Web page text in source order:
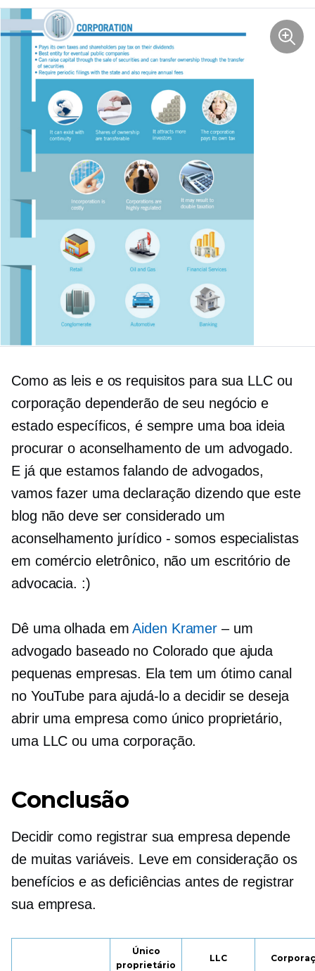
Como as leis e os requisitos para sua LLC ou
corporação dependerão de seu negócio e
estado específicos, é sempre uma boa ideia
procurar o aconselhamento de um advogado.
E já que estamos falando de advogados,
vamos fazer uma declaração dizendo que este
blog não deve ser considerado um
aconselhamento jurídico - somos especialistas
em comércio eletrônico, não um escritório de
advocacia. :)
Dê uma olhada emAiden Kramer – um
advogado baseado no Colorado que ajuda
pequenas empresas. Ela tem um ótimo canal
no YouTube para ajudá-lo a decidir se deseja
abrir uma empresa como único proprietário,
uma LLC ou uma corporação.
Conclusão
Decidir como registrar sua empresa depende
de muitas variáveis. Leve em consideração os
benefícios e as deficiências antes de registrar
sua empresa.
Único
proprietário
LLC